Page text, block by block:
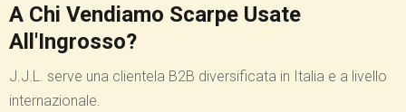
A Chi Vendiamo Scarpe Usate
All'Ingrosso?
J.J.L. serve una clientela B2B diversificata in Italia e a livello
internazionale.